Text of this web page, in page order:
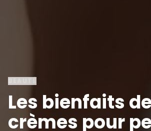
Les bienfaits
crèmes pour